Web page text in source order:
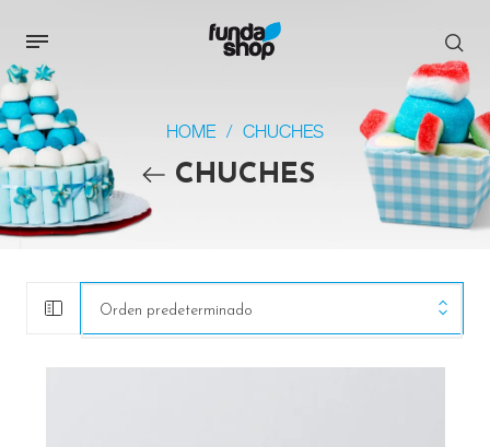
HOME / CHUCHES
CHUCHES
Orden predeterminado